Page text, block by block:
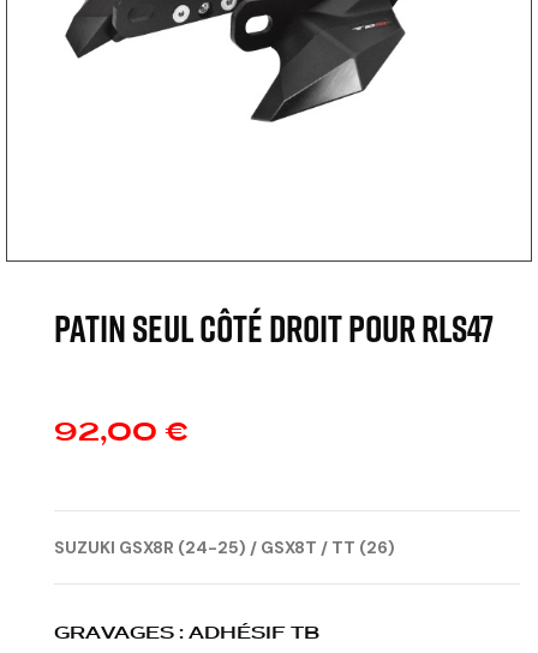
Patin seul côté droit pour RLS47
92,00 €
SUZUKI GSX8R (24-25) / GSX8T / TT (26)
GRAVAGES : ADHÉSIF TB